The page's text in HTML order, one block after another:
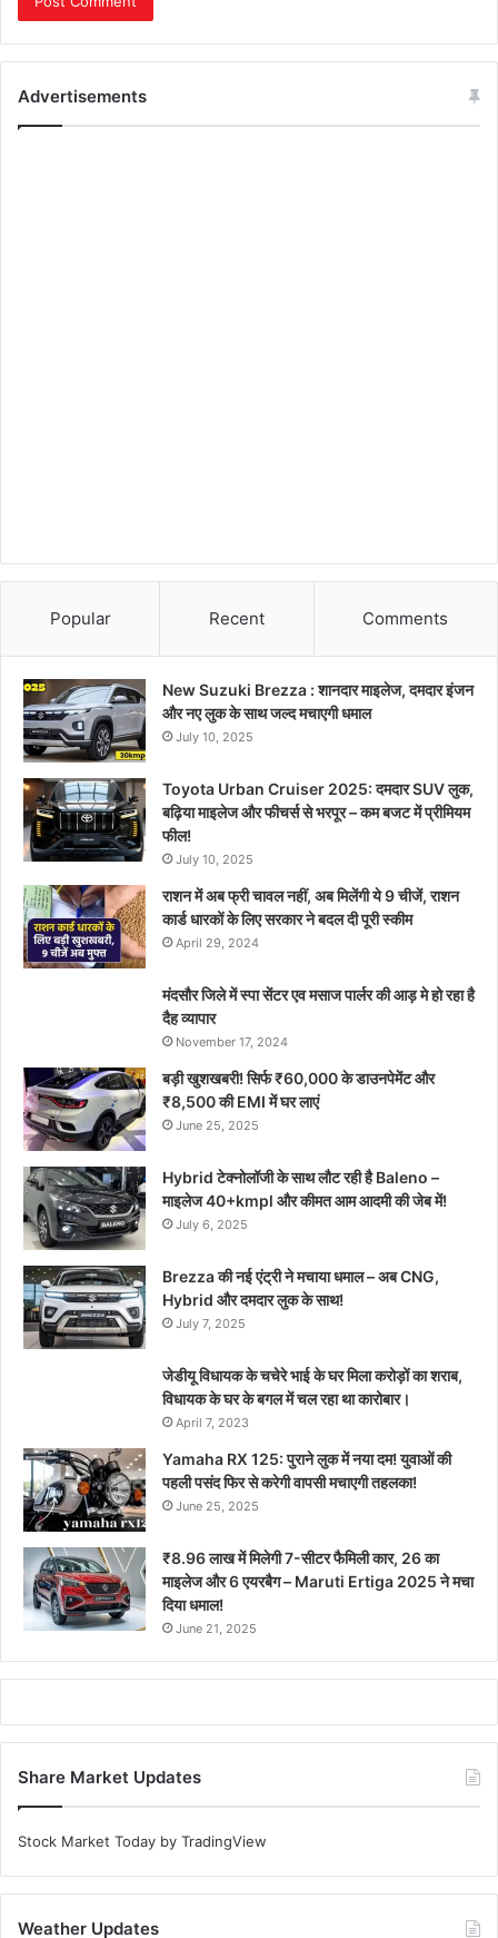
Advertisements
Popular Recent Comments
New Suzuki Brezza : शानदार माइलेज, दमदार इंजन
और नए लुक के साथ जल्द मचाएगी धमाल
July 10, 2025
Toyota Urban Cruiser 2025: दमदार SUV लुक,
बढ़िया माइलेज और फीचर्स से भरपूर – कम बजट में प्रीमियम
फील!
July 10, 2025
राशन में अब फ्री चावल नहीं, अब मिलेंगी ये 9 चीजें, राशन
कार्ड धारकों के लिए सरकार ने बदल दी पूरी स्कीम
April 29, 2024
मंदसौर जिले में स्पा सेंटर एव मसाज पार्लर की आड़ मे हो रहा है
दैह व्यापार
November 17, 2024
बड़ी खुशखबरी! सिर्फ ₹60,000 के डाउनपेमेंट और
₹8,500 की EMI में घर लाएं
June 25, 2025
Hybrid टेक्नोलॉजी के साथ लौट रही है Baleno –
माइलेज 40+kmpl और कीमत आम आदमी की जेब में!
July 6, 2025
Brezza की नई एंट्री ने मचाया धमाल – अब CNG,
Hybrid और दमदार लुक के साथ!
July 7, 2025
जेडीयू विधायक के चचेरे भाई के घर मिला करोड़ों का शराब,
विधायक के घर के बगल में चल रहा था कारोबार।
April 7, 2023
Yamaha RX 125: पुराने लुक में नया दम! युवाओं की
पहली पसंद फिर से करेगी वापसी मचाएगी तहलका!
June 25, 2025
₹8.96 लाख में मिलेगी 7-सीटर फैमिली कार, 26 का
माइलेज और 6 एयरबैग – Maruti Ertiga 2025 ने मचा
दिया धमाल!
June 21, 2025
Share Market Updates
Stock Market Today by TradingView
Weather Updates